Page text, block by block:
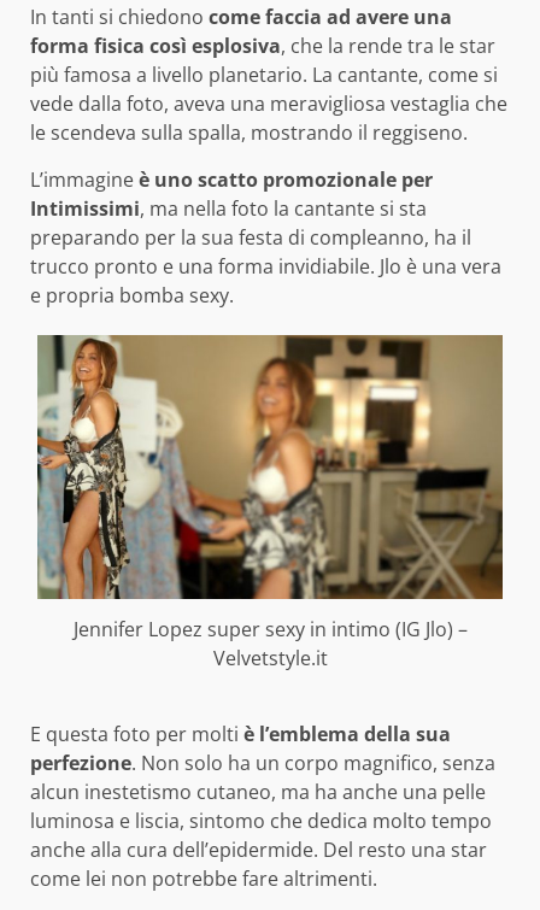
In tanti si chiedono come faccia ad avere una
forma fisica così esplosiva, che la rende tra le star
più famosa a livello planetario. La cantante, come si
vede dalla foto, aveva una meravigliosa vestaglia che
le scendeva sulla spalla, mostrando il reggiseno.
L’immagineè uno scatto promozionale per
Intimissimi, ma nella foto la cantante si sta
preparando per la sua festa di compleanno, ha il
trucco pronto e una forma invidiabile. Jlo è una vera
e propria bomba sexy.
Jennifer Lopez super sexy in intimo (IG Jlo) –
Velvetstyle.it
E questa foto per molti è l’emblema della sua
perfezione. Non solo ha un corpo magnifico, senza
alcun inestetismo cutaneo, ma ha anche una pelle
luminosa e liscia, sintomo che dedica molto tempo
anche alla cura dell’epidermide. Del resto una star
come lei non potrebbe fare altrimenti.